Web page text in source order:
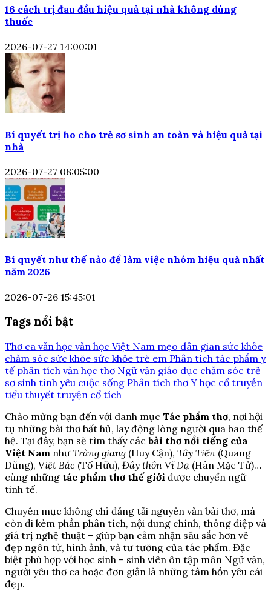
16 cách trị đau đầu hiệu quả tại nhà không dùng
thuốc
2026-07-27 14:00:01
Bí quyết trị ho cho trẻ sơ sinh an toàn và hiệu quả tại
nhà
2026-07-27 08:05:00
Bí quyết như thế nào để làm việc nhóm hiệu quả nhất
năm 2026
2026-07-26 15:45:01
Tags nổi bật
Thơ ca văn học văn học Việt Nam mẹo dân gian sức khỏe
chăm sóc sức khỏe sức khỏe trẻ em Phân tích tác phẩm y
tế phân tích văn học thơ Ngữ văn giáo dục chăm sóc trẻ
sơ sinh tình yêu cuộc sống Phân tích thơ Y học cổ truyền
tiểu thuyết truyện cổ tích
Chào mừng bạn đến với danh mục Tác phẩm thơ, nơi hội
tụ những bài thơ bất hủ, lay động lòng người qua bao thế
hệ. Tại đây, bạn sẽ tìm thấy các bài thơ nổi tiếng của
Việt Nam nhưTràng giang (Huy Cận), Tây Tiến (Quang
Dũng), Việt Bắc (Tố Hữu), Đây thôn Vĩ Dạ (Hàn Mặc Tử)…
cùng những tác phẩm thơ thế giới được chuyển ngữ
tinh tế.
Chuyên mục không chỉ đăng tải nguyên văn bài thơ, mà
còn đi kèm phần phân tích, nội dung chính, thông điệp và
giá trị nghệ thuật – giúp bạn cảm nhận sâu sắc hơn vẻ
đẹp ngôn từ, hình ảnh, và tư tưởng của tác phẩm. Đặc
biệt phù hợp với học sinh – sinh viên ôn tập môn Ngữ văn,
người yêu thơ ca hoặc đơn giản là những tâm hồn yêu cái
đẹp.